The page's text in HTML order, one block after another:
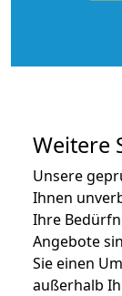
Weitere
Unsere
Ihnen
Ihre
Angebote
Sie einen
außerhalb